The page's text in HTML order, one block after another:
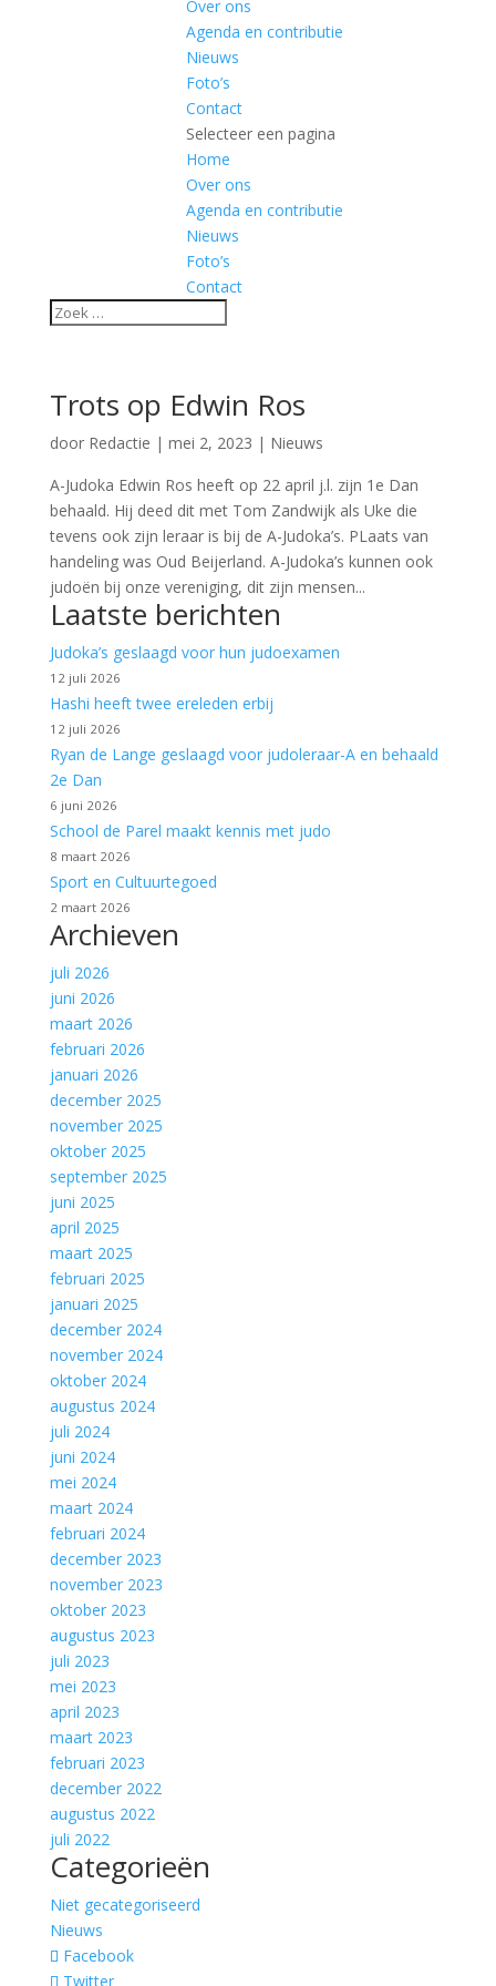
Over ons
Agenda en contributie
Nieuws
Foto’s
Contact
Selecteer een pagina
Home
Over ons
Agenda en contributie
Nieuws
Foto’s
Contact
Trots op Edwin Ros
door Redactie | mei 2, 2023 | Nieuws
A-Judoka Edwin Ros heeft op 22 april j.l. zijn 1e Dan
behaald. Hij deed dit met Tom Zandwijk als Uke die
tevens ook zijn leraar is bij de A-Judoka’s. PLaats van
handeling was Oud Beijerland. A-Judoka’s kunnen ook
judoën bij onze vereniging, dit zijn mensen...
Laatste berichten
Judoka’s geslaagd voor hun judoexamen
12 juli 2026
Hashi heeft twee ereleden erbij
12 juli 2026
Ryan de Lange geslaagd voor judoleraar-A en behaald
2e Dan
6 juni 2026
School de Parel maakt kennis met judo
8 maart 2026
Sport en Cultuurtegoed
2 maart 2026
Archieven
juli 2026
juni 2026
maart 2026
februari 2026
januari 2026
december 2025
november 2025
oktober 2025
september 2025
juni 2025
april 2025
maart 2025
februari 2025
januari 2025
december 2024
november 2024
oktober 2024
augustus 2024
juli 2024
juni 2024
mei 2024
maart 2024
februari 2024
december 2023
november 2023
oktober 2023
augustus 2023
juli 2023
mei 2023
april 2023
maart 2023
februari 2023
december 2022
augustus 2022
juli 2022
Categorieën
Niet gecategoriseerd
Nieuws
Facebook
Twitter